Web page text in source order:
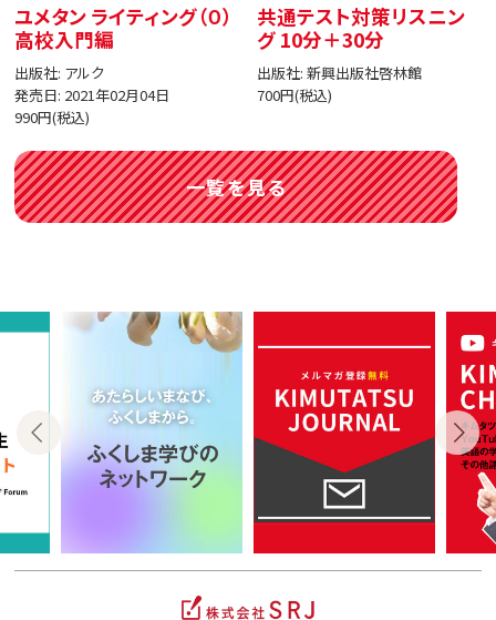
ユメタン ライティング（０）
高校入門編
出版社: アルク
発売日: 2021年02月04日
990円(税込)
共通テスト対策リスニン
グ 10分＋30分
出版社: 新興出版社啓林館
700円(税込)
一覧を見る